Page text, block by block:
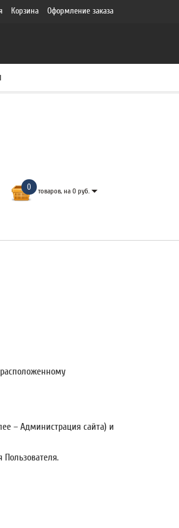
Корзина Оформление заказа
0 товаров, на 0 руб.
– Администрация сайта) и